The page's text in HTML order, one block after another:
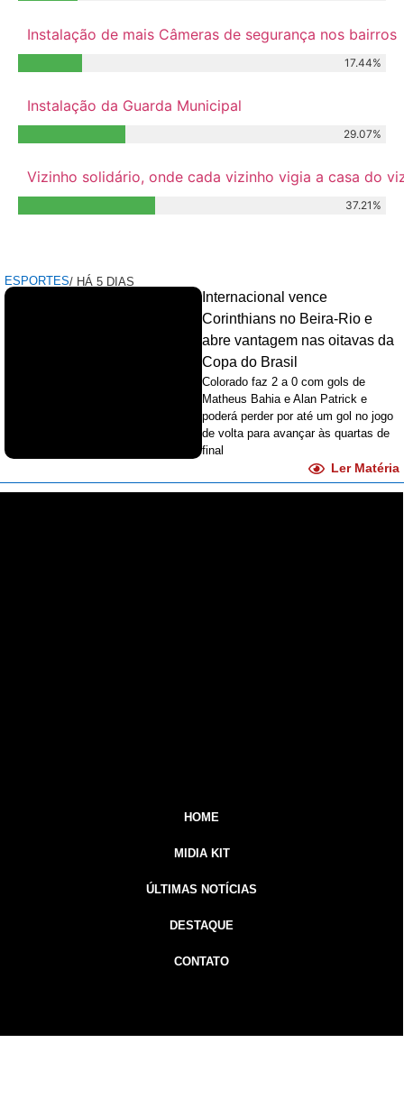
Instalação de mais Câmeras de segurança nos bairros
17.44%
Instalação da Guarda Municipal
29.07%
Vizinho solidário, onde cada vizinho vigia a casa do
37.21%
ESPORTES/ HÁ 5 DIAS
Internacional vence
Corinthians no Beira-Rio e
abre vantagem nas oitavas da
Copa do Brasil
Colorado faz 2 a 0 com gols de
Matheus Bahia e Alan Patrick e
poderá perder por até um gol no jogo
de volta para avançar às quartas de
final
Ler Matéria
HOME
MIDIA KIT
ÚLTIMAS NOTÍCIAS
DESTAQUE
CONTATO